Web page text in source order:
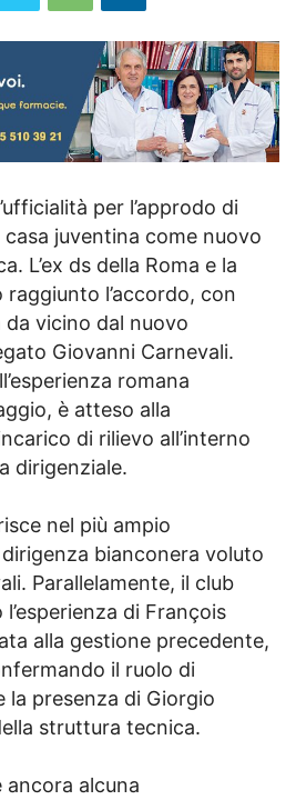
per l’approdo di
juventina come nuovo
L’ex ds della Roma e la
l’accordo, con
da vicino dal nuovo
Giovanni Carnevali.
romana
è atteso alla
di rilievo all’interno
dirigenziale.
nel più ampio
bianconera voluto
Parallelamente, il club
di François
alla gestione precedente,
il ruolo di
la presenza di Giorgio
struttura tecnica.
ancora alcuna